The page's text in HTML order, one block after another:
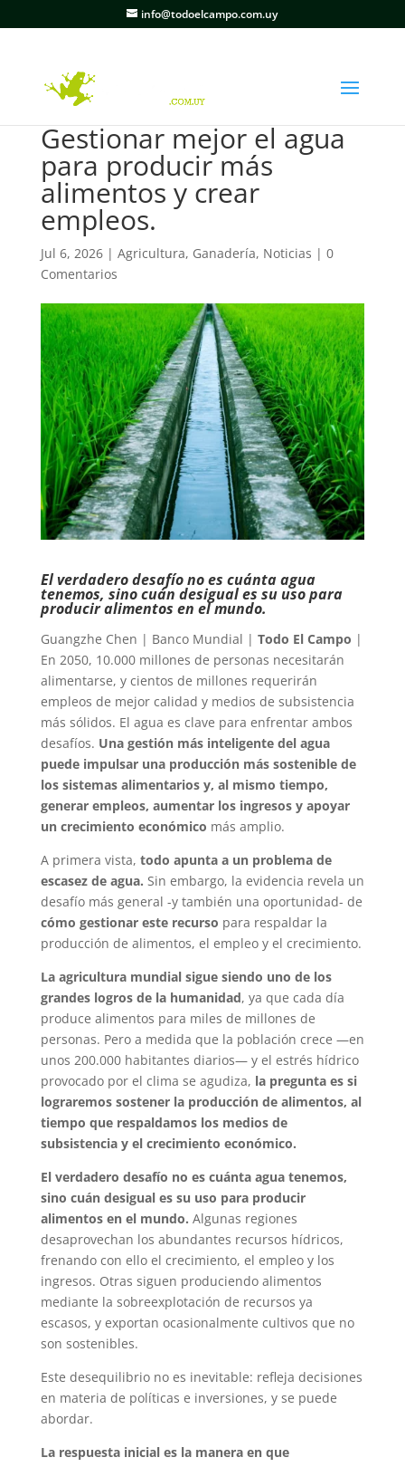
info@todoelcampo.com.uy
Gestionar mejor el agua
para producir más
alimentos y crear
empleos.
Jul 6, 2026| Agricultura, Ganadería, Noticias | 0
Comentarios
El verdadero desafío no es cuánta agua
tenemos, sino cuán desigual es su uso para
producir alimentos en el mundo.
Guangzhe Chen | Banco Mundial | Todo El Campo |
En 2050, 10.000 millones de personas necesitarán
alimentarse, y cientos de millones requerirán
empleos de mejor calidad y medios de subsistencia
más sólidos. El agua es clave para enfrentar ambos
desafíos. Una gestión más inteligente del agua
puede impulsar una producción más sostenible de
los sistemas alimentarios y, al mismo tiempo,
generar empleos, aumentar los ingresos y apoyar
un crecimiento económico más amplio.
A primera vista, todo apunta a un problema de
escasez de agua. Sin embargo, la evidencia revela un
desafío más general -y también una oportunidad- de
cómo gestionar este recurso para respaldar la
producción de alimentos, el empleo y el crecimiento.
La agricultura mundial sigue siendo uno de los
grandes logros de la humanidad, ya que cada día
produce alimentos para miles de millones de
personas. Pero a medida que la población crece —en
unos 200.000 habitantes diarios— y el estrés hídrico
provocado por el clima se agudiza, la pregunta es si
lograremos sostener la producción de alimentos, al
tiempo que respaldamos los medios de
subsistencia y el crecimiento económico.
El verdadero desafío no es cuánta agua tenemos,
sino cuán desigual es su uso para producir
alimentos en el mundo. Algunas regiones
desaprovechan los abundantes recursos hídricos,
frenando con ello el crecimiento, el empleo y los
ingresos. Otras siguen produciendo alimentos
mediante la sobreexplotación de recursos ya
escasos, y exportan ocasionalmente cultivos que no
son sostenibles.
Este desequilibrio no es inevitable: refleja decisiones
en materia de políticas e inversiones, y se puede
abordar.
La respuesta inicial es la manera en que